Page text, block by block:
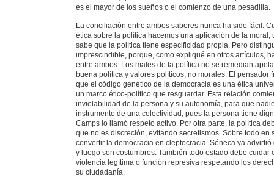
es el mayor de los sueños o el comienzo de una pesadilla.
La conciliación entre ambos saberes nunca ha sido fácil.
ética sobre la política hacemos una aplicación de la moral;
sabe que la política tiene especificidad propia. Pero
imprescindible, porque, como expliqué en otros artículos,
entre ambos. Los males de la política no se remedian
buena política y valores políticos, no morales. El pensador
que el código genético de la democracia es una ética
un marco ético-político que resguardar. Esta relación
inviolabilidad de la persona y su autonomía, para que
instrumento de una colectividad, pues la persona tiene
Camps lo llamó respeto activo. Por otra parte, la política
que no es discreción, evitando secretismos. Sobre todo en
convertir la democracia en cleptocracia. Séneca ya
y luego son costumbres. También todo estado debe cuidar
violencia legítima o función represiva respetando los
su ciudadanía.